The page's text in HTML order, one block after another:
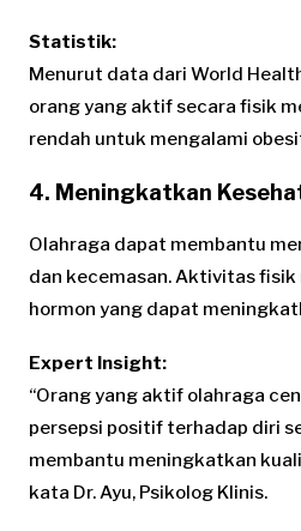
Statistik:
Menurut data dari World
orang yang aktif secara fisik
rendah untuk mengalami
4. Meningkatkan
Olahraga dapat membantu
dan kecemasan. Aktivitas
hormon yang dapat
Expert Insight:
“Orang yang aktif olahraga
persepsi positif terhadap diri
membantu meningkatkan
kata Dr. Ayu, Psikolog Klinis.